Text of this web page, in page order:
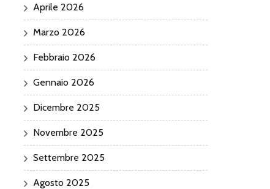
Aprile 2026
Marzo 2026
Febbraio 2026
Gennaio 2026
Dicembre 2025
Novembre 2025
Settembre 2025
Agosto 2025